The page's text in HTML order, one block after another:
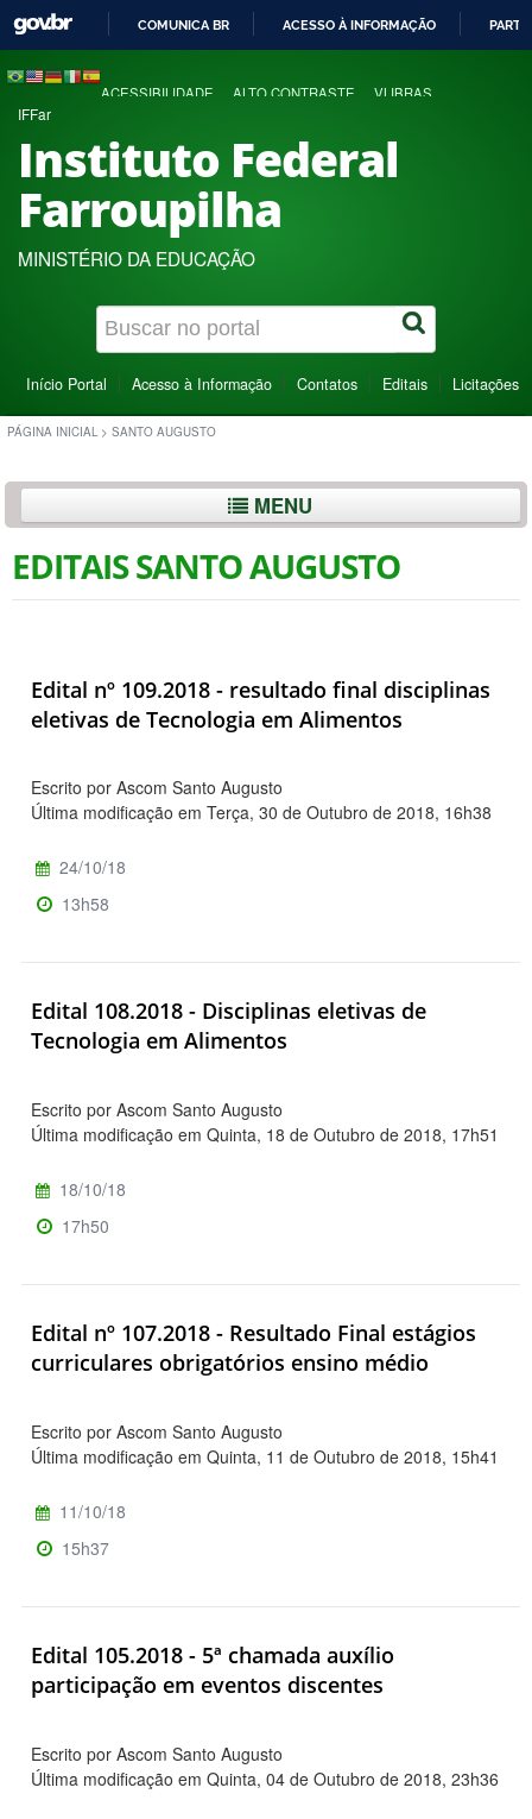
COMUNICA BR ACESSO À INFORMAÇÃO
ACESSIBILIDADE ALTO CONTRASTE VLIBRAS
IFFar
Instituto Federal
Farroupilha
MINISTÉRIO DA EDUCAÇÃO
Início Portal Acesso à Informação Contatos Editais Licitações
PÁGINA INICIAL > SANTO AUGUSTO
MENU
EDITAIS SANTO AUGUSTO
Edital nº 109.2018 - resultado final disciplinas
eletivas de Tecnologia em Alimentos
Escrito por Ascom Santo Augusto
Última modificação em Terça, 30 de Outubro de 2018, 16h38
24/10/18
13h58
Edital 108.2018 - Disciplinas eletivas de
Tecnologia em Alimentos
Escrito por Ascom Santo Augusto
Última modificação em Quinta, 18 de Outubro de 2018, 17h51
18/10/18
17h50
Edital nº 107.2018 - Resultado Final estágios
curriculares obrigatórios ensino médio
Escrito por Ascom Santo Augusto
Última modificação em Quinta, 11 de Outubro de 2018, 15h41
11/10/18
15h37
Edital 105.2018 - 5ª chamada auxílio
participação em eventos discentes
Escrito por Ascom Santo Augusto
Última modificação em Quinta, 04 de Outubro de 2018, 23h36